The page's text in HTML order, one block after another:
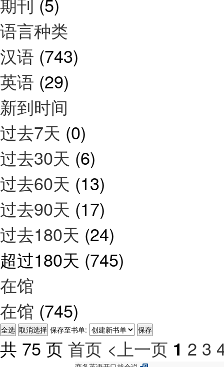
语言种类
汉语 (743)
英语 (29)
新到时间
过去7天 (0)
过去30天 (6)
过去60天 (13)
过去90天 (17)
过去180天 (24)
超过180天 (745)
在馆
在馆 (745)
保存至书单:
共 75 页 首页 <上一页 1 2 3